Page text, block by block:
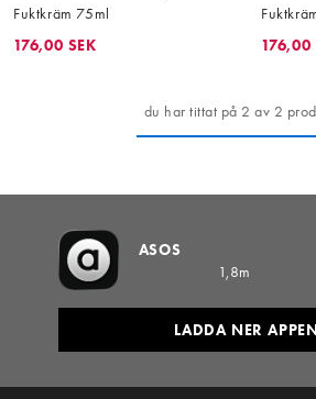
Fuktkräm 75ml
176,00 SEK
176,00
du har tittat på 2 av 2
ASOS
1,8m
LADDA NER